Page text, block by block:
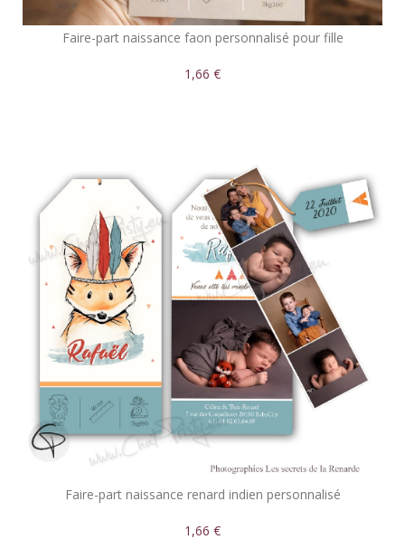
Faire-part naissance faon personnalisé pour fille
1,66 €
Faire-part naissance renard indien personnalisé
1,66 €